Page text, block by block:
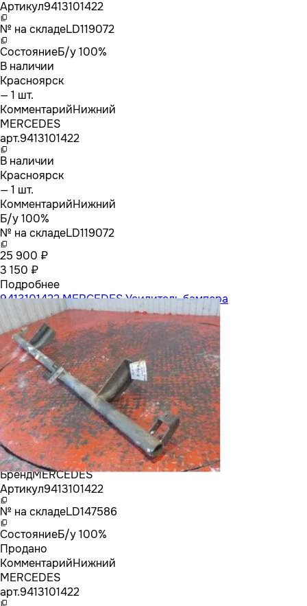
Артикул9413101422
№ на складеLD119072
СостояниеБ/у 100%
В наличии
Красноярск
— 1 шт.
КомментарийНижний
MERCEDES
арт.9413101422
В наличии
Красноярск
— 1 шт.
КомментарийНижний
Б/у 100%
№ на складеLD119072
25 900 ₽
3 150 ₽
Подробнее
9413101422 MERCEDES Усилитель бампера
БрендMERCEDES
Артикул9413101422
№ на складеLD147586
СостояниеБ/у 100%
Продано
КомментарийНижний
MERCEDES
арт.9413101422